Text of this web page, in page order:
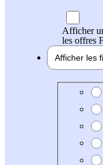
Afficher
les offres
Afficher les
Date de